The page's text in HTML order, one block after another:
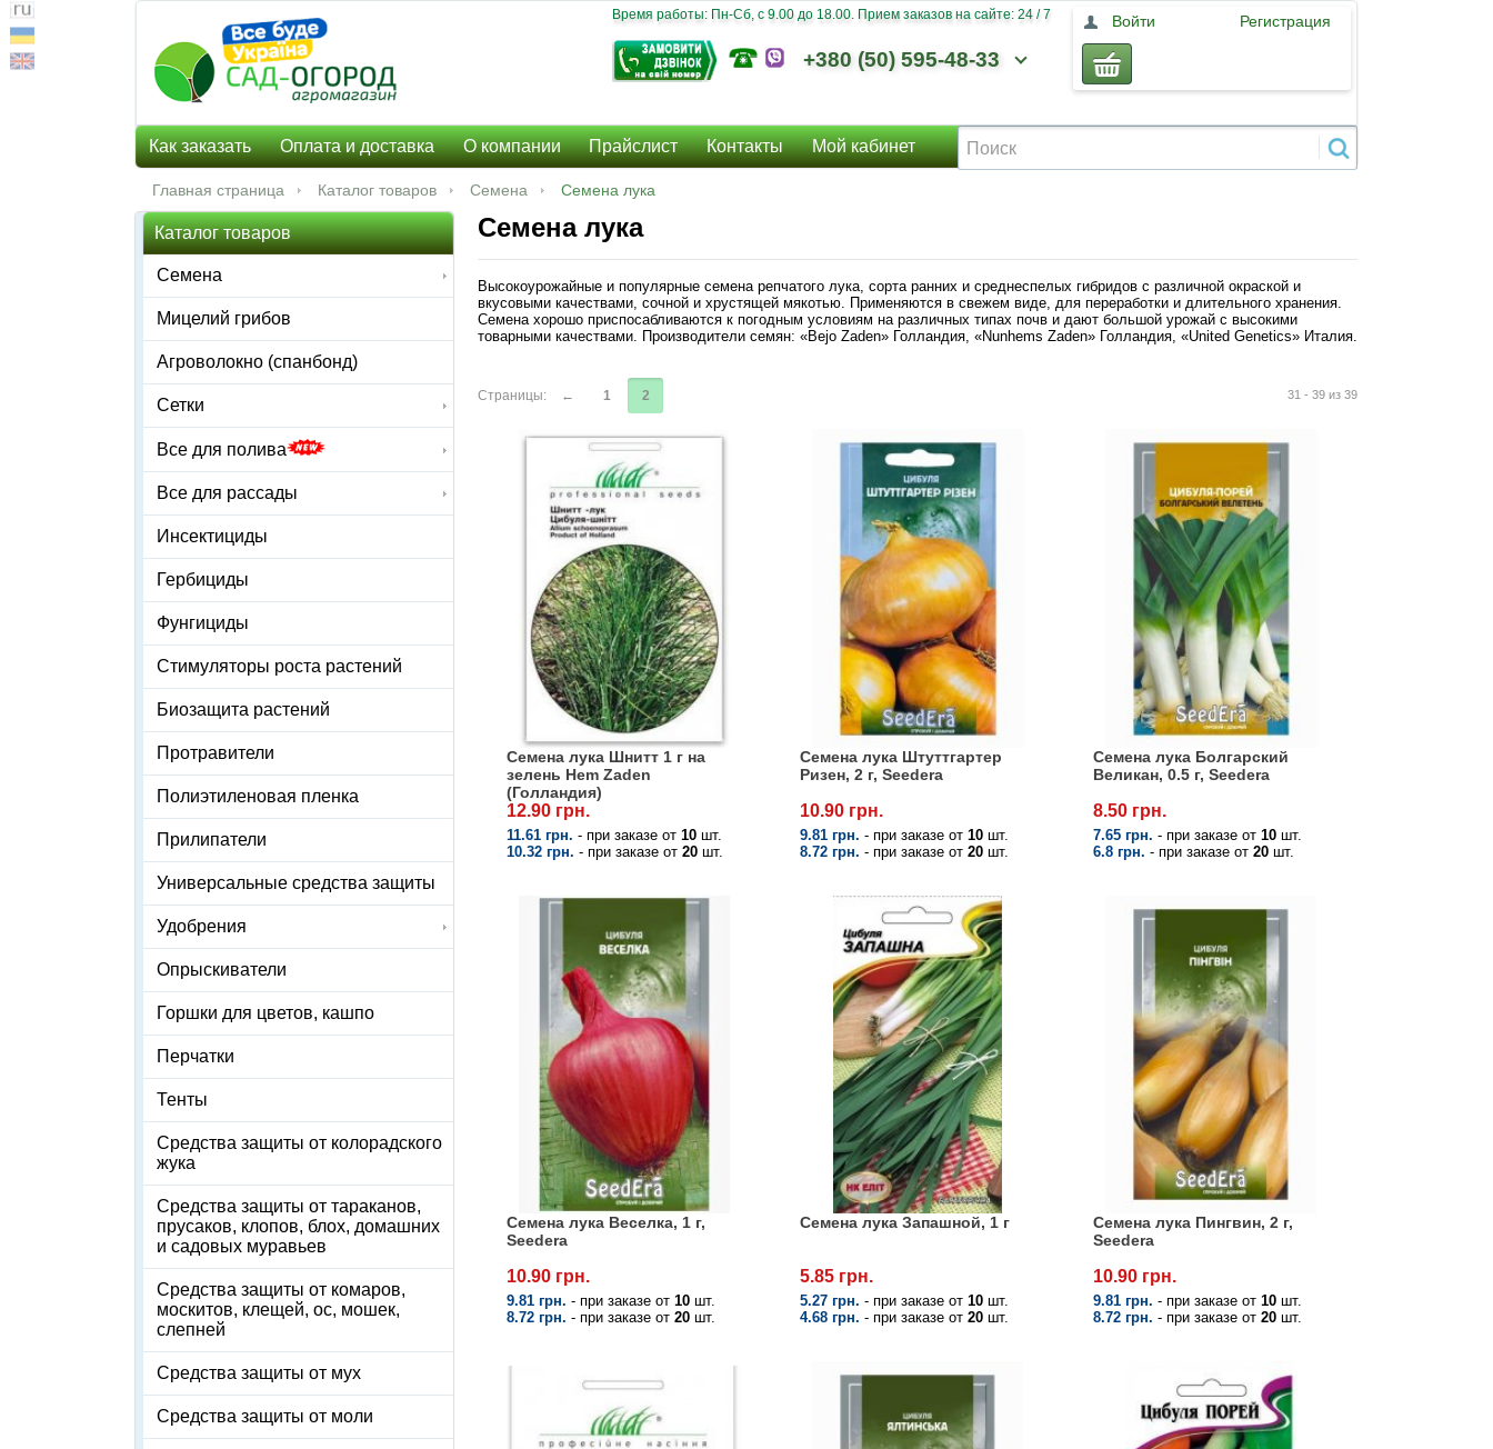
Время работы: Пн-Сб, c 9.00 до 18.00. Прием заказов на сайте: 24 / 7
+380 (50) 595-48-33
Войти Регистрация
Как заказать Оплата и доставка О компании Прайслист Контакты Мой кабинет
Главная страница Каталог товаров Семена Семена лука
Семена лука
Высокоурожайные и популярные семена репчатого лука, сорта ранних и среднеспелых гибридов с различной окраской и
вкусовыми качествами, сочной и хрустящей мякотью. Применяются в свежем виде, для переработки и длительного хранения.
Семена хорошо приспосабливаются к погодным условиям на различных типах почв и дают большой урожай с высокими
товарными качествами. Производители семян: «Bejo Zaden» Голландия, «Nunhems Zaden» Голландия, «United Genetics» Италия.
31 - 39 из 39
Страницы: ← 1 2
Семена лука Шнитт 1 г на
зелень Hem Zaden
(Голландия)
12.90 грн.
11.61 грн. - при заказе от 10 шт.
10.32 грн. - при заказе от 20 шт.
Семена лука Штуттгартер
Ризен, 2 г, Seedera
10.90 грн.
9.81 грн. - при заказе от 10шт.
8.72 грн. - при заказе от 20шт.
Семена лука Болгарский
Великан, 0.5 г, Seedera
8.50 грн.
7.65 грн. - при заказе от 10шт.
6.8 грн. - при заказе от 20шт.
Семена лука Веселка, 1 г,
Seedera
10.90 грн.
9.81 грн. - при заказе от 10 шт.
8.72 грн. - при заказе от 20 шт.
Семена лука Запашной, 1 г
5.85 грн.
5.27 грн. - при заказе от 10шт.
4.68 грн. - при заказе от 20шт.
Семена лука Пингвин, 2 г,
Seedera
10.90 грн.
9.81 грн. - при заказе от 10шт.
8.72 грн. - при заказе от 20шт.
Каталог товаров
Семена
Мицелий грибов
Агроволокно (спанбонд)
Сетки
Все для полива
Все для рассады
Инсектициды
Гербициды
Фунгициды
Стимуляторы роста растений
Биозащита растений
Протравители
Полиэтиленовая пленка
Прилипатели
Универсальные средства защиты
Удобрения
Опрыскиватели
Горшки для цветов, кашпо
Перчатки
Тенты
Средства защиты от колорадского
жука
Средства защиты от тараканов,
прусаков, клопов, блох, домашних
и садовых муравьев
Средства защиты от комаров,
москитов, клещей, ос, мошек,
слепней
Средства защиты от мух
Средства защиты от моли